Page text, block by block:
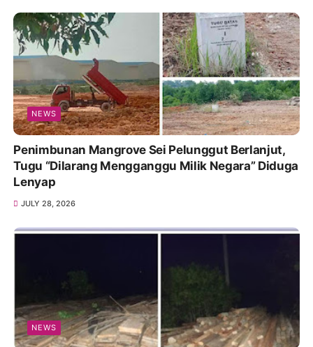
NEWS
Penimbunan Mangrove Sei Pelunggut Berlanjut,
Tugu “Dilarang Mengganggu Milik Negara” Diduga
Lenyap
JULY 28, 2026
NEWS